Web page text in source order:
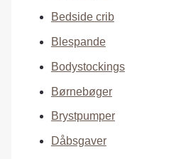
Bedside crib
Blespande
Bodystockings
Børnebøger
Brystpumper
Dåbsgaver